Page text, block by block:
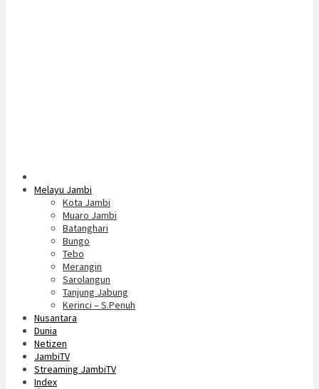
Melayu Jambi
Kota Jambi
Muaro Jambi
Batanghari
Bungo
Tebo
Merangin
Sarolangun
Tanjung Jabung
Kerinci – S.Penuh
Nusantara
Dunia
Netizen
JambiTV
Streaming JambiTV
Index